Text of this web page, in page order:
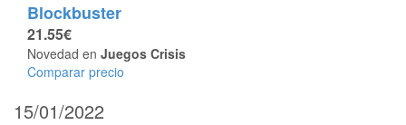
Blockbuster
21.55€
Novedad en Juegos Crisis
Comparar precio
15/01/2022